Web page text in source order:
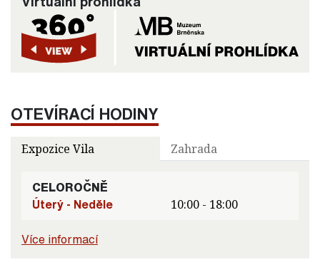
OTEVÍRACÍ HODINY
Expozice Vila Zahrada
CELOROČNĚ
Úterý - Neděle
10:00 - 18:00
Více informací